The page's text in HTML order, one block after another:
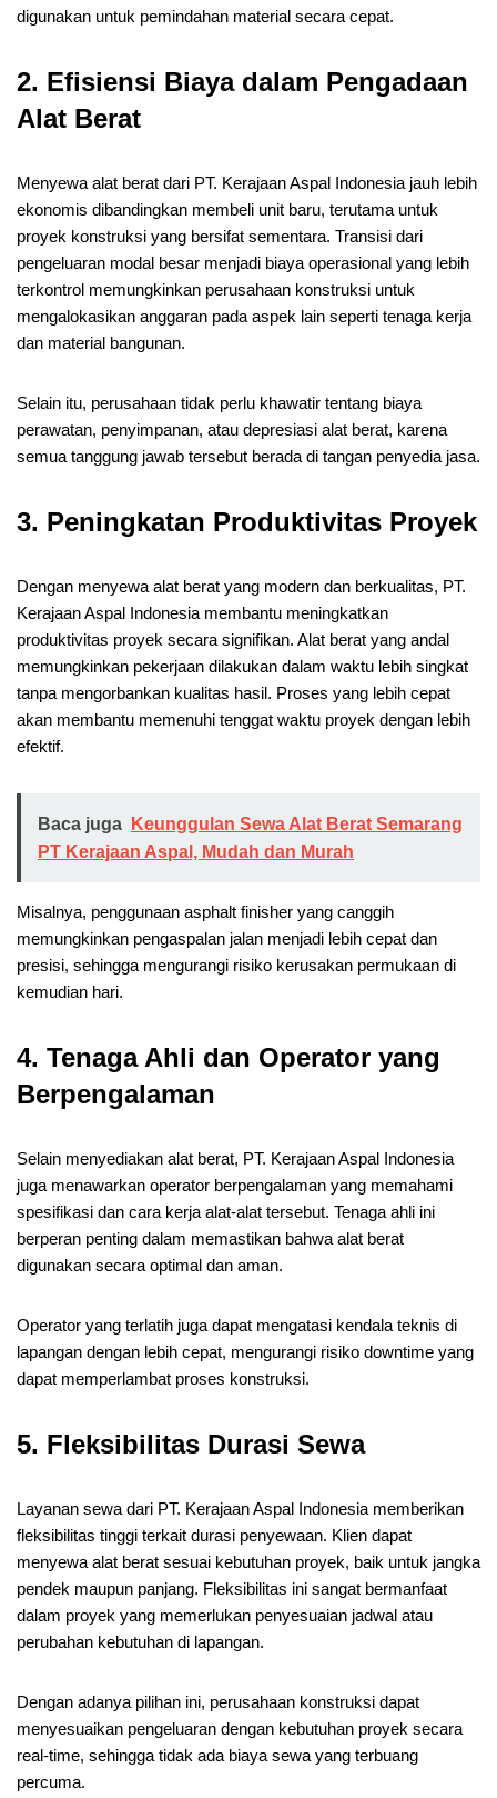
digunakan untuk pemindahan material secara cepat.
2. Efisiensi Biaya dalam Pengadaan
Alat Berat
Menyewa alat berat dari PT. Kerajaan Aspal Indonesia jauh lebih
ekonomis dibandingkan membeli unit baru, terutama untuk
proyek konstruksi yang bersifat sementara. Transisi dari
pengeluaran modal besar menjadi biaya operasional yang lebih
terkontrol memungkinkan perusahaan konstruksi untuk
mengalokasikan anggaran pada aspek lain seperti tenaga kerja
dan material bangunan.
Selain itu, perusahaan tidak perlu khawatir tentang biaya
perawatan, penyimpanan, atau depresiasi alat berat, karena
semua tanggung jawab tersebut berada di tangan penyedia jasa.
3. Peningkatan Produktivitas Proyek
Dengan menyewa alat berat yang modern dan berkualitas, PT.
Kerajaan Aspal Indonesia membantu meningkatkan
produktivitas proyek secara signifikan. Alat berat yang andal
memungkinkan pekerjaan dilakukan dalam waktu lebih singkat
tanpa mengorbankan kualitas hasil. Proses yang lebih cepat
akan membantu memenuhi tenggat waktu proyek dengan lebih
efektif.
Baca juga
Keunggulan Sewa Alat Berat Semarang
PT Kerajaan Aspal, Mudah dan Murah
Misalnya, penggunaan asphalt finisher yang canggih
memungkinkan pengaspalan jalan menjadi lebih cepat dan
presisi, sehingga mengurangi risiko kerusakan permukaan di
kemudian hari.
4. Tenaga Ahli dan Operator yang
Berpengalaman
Selain menyediakan alat berat, PT. Kerajaan Aspal Indonesia
juga menawarkan operator berpengalaman yang memahami
spesifikasi dan cara kerja alat-alat tersebut. Tenaga ahli ini
berperan penting dalam memastikan bahwa alat berat
digunakan secara optimal dan aman.
Operator yang terlatih juga dapat mengatasi kendala teknis di
lapangan dengan lebih cepat, mengurangi risiko downtime yang
dapat memperlambat proses konstruksi.
5. Fleksibilitas Durasi Sewa
Layanan sewa dari PT. Kerajaan Aspal Indonesia memberikan
fleksibilitas tinggi terkait durasi penyewaan. Klien dapat
menyewa alat berat sesuai kebutuhan proyek, baik untuk jangka
pendek maupun panjang. Fleksibilitas ini sangat bermanfaat
dalam proyek yang memerlukan penyesuaian jadwal atau
perubahan kebutuhan di lapangan.
Dengan adanya pilihan ini, perusahaan konstruksi dapat
menyesuaikan pengeluaran dengan kebutuhan proyek secara
real-time, sehingga tidak ada biaya sewa yang terbuang
percuma.